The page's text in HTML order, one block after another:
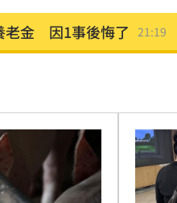
句話逼哭粉絲 21:18
標恐掀美股暴動 20:58
！周軒引判決開酸 20:57